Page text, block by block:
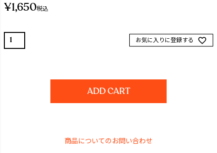
¥1,650税込
お気に入りに登録する
ADD CART
商品についてのお問い合わせ